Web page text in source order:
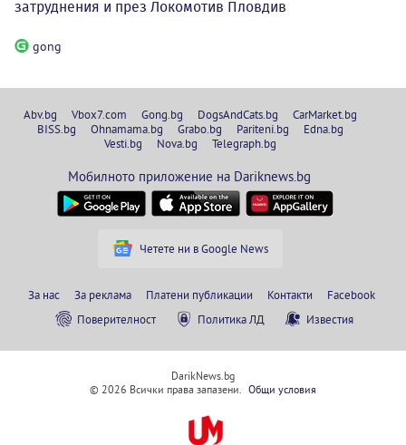
затруднения и през Локомотив Пловдив
gong
Abv.bg Vbox7.com Gong.bg DogsAndCats.bg
CarMarket.bg
BISS.bg
Ohnamama.bg Grabo.bg Pariteni.bg
Edna.bg
Vesti.bg
Nova.bg Telegraph.bg
Мобилното приложение на Dariknews.bg
Четете ни в Google News
За нас За реклама Платени публикации Контакти
Facebook
Поверителност
Политика ЛД Известия
DarikNews.bg
© 2026 Всички права запазени.
Общи условия